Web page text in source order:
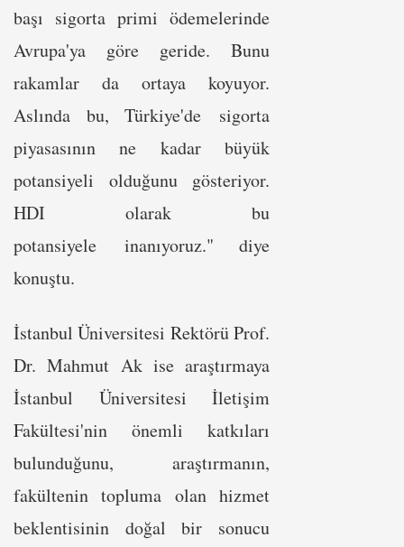
başı sigorta primi ödemelerinde
Avrupa'ya göre geride. Bunu
rakamlar da ortaya koyuyor.
Aslında bu, Türkiye'de sigorta
piyasasının ne kadar büyük
potansiyeli olduğunu gösteriyor.
HDI olarak bu
potansiyele inanıyoruz." diye
konuştu.
İstanbul Üniversitesi Rektörü Prof.
Dr. Mahmut Ak ise araştırmaya
İstanbul Üniversitesi İletişim
Fakültesi'nin önemli katkıları
bulunduğunu, araştırmanın,
fakültenin topluma olan hizmet
beklentisinin doğal bir sonucu